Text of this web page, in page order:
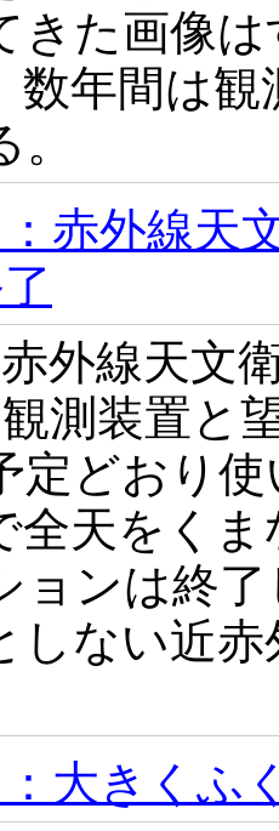
きた画像
数年間は
赤外線天
外線天文
測装置と
定どおり
全天をく
ョンは終
しない近
大きくふ